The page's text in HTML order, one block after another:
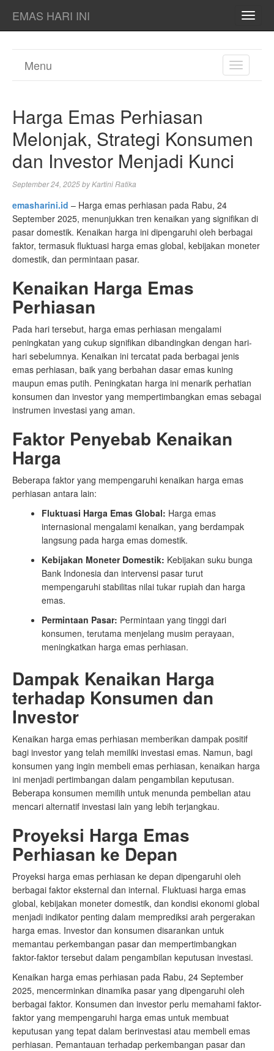
EMAS HARI INI
TOGGLE
Menu
Harga Emas Perhiasan
Melonjak, Strategi Konsumen
dan Investor Menjadi Kunci
September 24, 2025byKartini Ratika
emasharini.id – Harga emas perhiasan pada Rabu, 24
September 2025, menunjukkan tren kenaikan yang signifikan di
pasar domestik. Kenaikan harga ini dipengaruhi oleh berbagai
faktor, termasuk fluktuasi harga emas global, kebijakan moneter
domestik, dan permintaan pasar.
Kenaikan Harga Emas
Perhiasan
Pada hari tersebut, harga emas perhiasan mengalami
peningkatan yang cukup signifikan dibandingkan dengan hari-
hari sebelumnya. Kenaikan ini tercatat pada berbagai jenis
emas perhiasan, baik yang berbahan dasar emas kuning
maupun emas putih. Peningkatan harga ini menarik perhatian
konsumen dan investor yang mempertimbangkan emas sebagai
instrumen investasi yang aman.
Faktor Penyebab Kenaikan
Harga
Beberapa faktor yang mempengaruhi kenaikan harga emas
perhiasan antara lain:
Fluktuasi Harga Emas Global: Harga emas
internasional mengalami kenaikan, yang berdampak
langsung pada harga emas domestik.
Kebijakan Moneter Domestik: Kebijakan suku bunga
Bank Indonesia dan intervensi pasar turut
mempengaruhi stabilitas nilai tukar rupiah dan harga
emas.
Permintaan Pasar: Permintaan yang tinggi dari
konsumen, terutama menjelang musim perayaan,
meningkatkan harga emas perhiasan.
Dampak Kenaikan Harga
terhadap Konsumen dan
Investor
Kenaikan harga emas perhiasan memberikan dampak positif
bagi investor yang telah memiliki investasi emas. Namun, bagi
konsumen yang ingin membeli emas perhiasan, kenaikan harga
ini menjadi pertimbangan dalam pengambilan keputusan.
Beberapa konsumen memilih untuk menunda pembelian atau
mencari alternatif investasi lain yang lebih terjangkau.
Proyeksi Harga Emas
Perhiasan ke Depan
Proyeksi harga emas perhiasan ke depan dipengaruhi oleh
berbagai faktor eksternal dan internal. Fluktuasi harga emas
global, kebijakan moneter domestik, dan kondisi ekonomi global
menjadi indikator penting dalam memprediksi arah pergerakan
harga emas. Investor dan konsumen disarankan untuk
memantau perkembangan pasar dan mempertimbangkan
faktor-faktor tersebut dalam pengambilan keputusan investasi.
Kenaikan harga emas perhiasan pada Rabu, 24 September
2025, mencerminkan dinamika pasar yang dipengaruhi oleh
berbagai faktor. Konsumen dan investor perlu memahami faktor-
faktor yang mempengaruhi harga emas untuk membuat
keputusan yang tepat dalam berinvestasi atau membeli emas
perhiasan. Pemantauan terhadap perkembangan pasar dan